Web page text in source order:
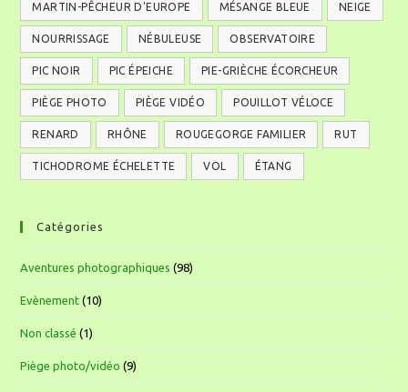
MARTIN-PÊCHEUR D'EUROPE MÉSANGE BLEUE NEIGE
NOURRISSAGE NÉBULEUSE OBSERVATOIRE
PIC NOIR PIC ÉPEICHE PIE-GRIÈCHE ÉCORCHEUR
PIÈGE PHOTO PIÈGE VIDÉO POUILLOT VÉLOCE
RENARD RHÔNE ROUGEGORGE FAMILIER RUT
TICHODROME ÉCHELETTE VOL ÉTANG
Catégories
Aventures photographiques (98)
Evènement (10)
Non classé (1)
Piège photo/vidéo (9)